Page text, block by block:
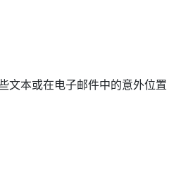
文本或在电子邮件中的意外位置